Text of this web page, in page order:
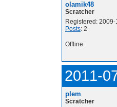
olamik48
Scratcher
Registered: 2009-
Posts: 2
Offline
2011-
plem
Scratcher